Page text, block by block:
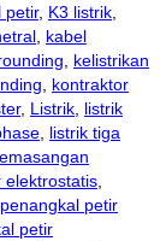
petir, K3 listrik,
, kabel
, kelistrikan
, kontraktor
, Listrik, listrik
, listrik tiga
elektrostatis,
penangkal petir
petir